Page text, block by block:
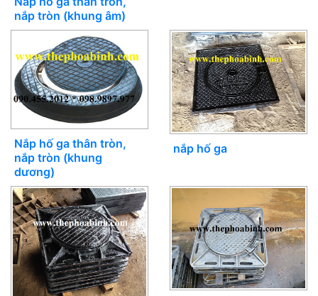
nắp tròn (khung âm)
Nắp hố ga thân tròn,
nắp tròn (khung
dương)
nắp hố ga